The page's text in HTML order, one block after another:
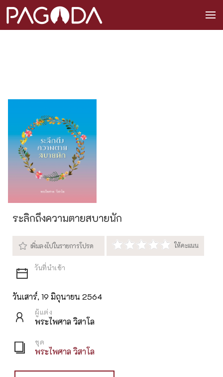
ระลิกถึงความตายสบายนัก
วันเสาร์, 19 มิถุนายน 2564
ผู้แต่ง
พระไพศาล วิสาโล
ชุด
พระไพศาล วิสาโล